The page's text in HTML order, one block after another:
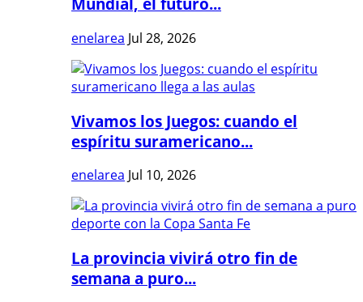
enelarea Jul 28, 2026
Vivamos los Juegos: cuando el
espíritu suramericano...
enelarea Jul 10, 2026
La provincia vivirá otro fin de
semana a puro...